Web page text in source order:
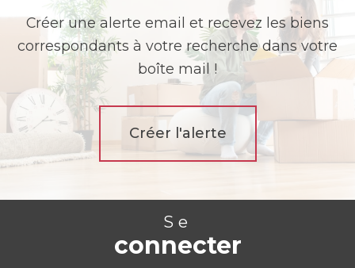
Créer une alerte email et recevez les biens
correspondants à votre recherche dans votre
boîte mail !
Créer l'alerte
Se
connecter